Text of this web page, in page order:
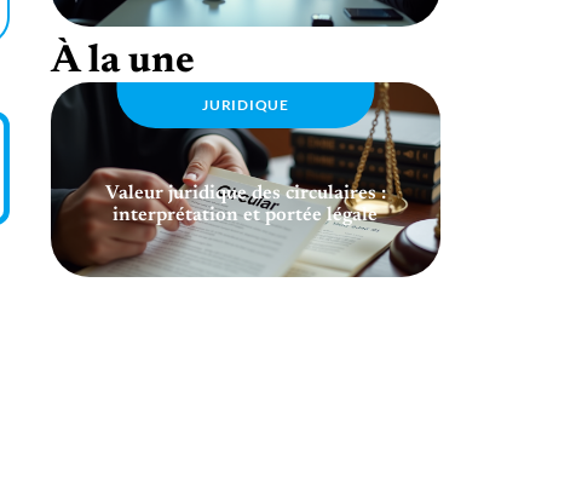
À la une
JURIDIQUE
Valeur juridique des circulaires :
interprétation et portée légale